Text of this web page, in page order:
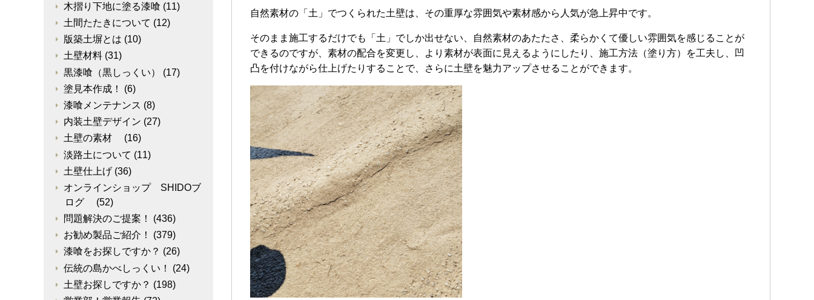
自然素材の「土」でつくられた土壁は、その重厚な雰囲気や素材感から人気が急上昇中です。
そのまま施工するだけでも「土」でしか出せない、自然素材のあたたさ、柔らかくて優しい雰囲気を感じることが
できるのですが、素材の配合を変更し、より素材が表面に見えるようにしたり、施工方法（塗り方）を工夫し、凹
凸を付けながら仕上げたりすることで、さらに土壁を魅力アップさせることができます。
木摺り下地に塗る漆喰 (11)
土間たたきについて (12)
版築土塀とは (10)
土壁材料 (31)
黒漆喰（黒しっくい）
(17)
塗見本作成！
(6)
漆喰メンテナンス (8)
内装土壁デザイン (27)
土壁の素材
(16)
淡路土について (11)
土壁仕上げ (36)
オンラインショップ SHIDOブ
ログ
(52)
問題解決のご提案！
(436)
お勧め製品ご紹介！
(379)
漆喰をお探しですか？ (26)
伝統の島かべしっくい！
(24)
土壁お探しですか？ (198)